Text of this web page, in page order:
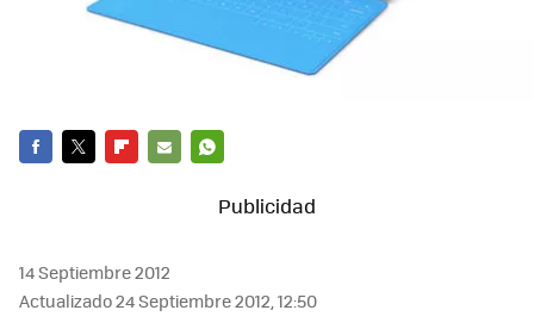
14 Septiembre 2012
Actualizado 24 Septiembre 2012, 12:50